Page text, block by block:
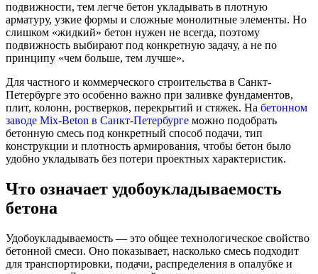
подвижности, тем легче бетон укладывать в плотную
арматуру, узкие формы и сложные монолитные элементы. Но
слишком «жидкий» бетон нужен не всегда, поэтому
подвижность выбирают под конкретную задачу, а не по
принципу «чем больше, тем лучше».
Для частного и коммерческого строительства в Санкт-
Петербурге это особенно важно при заливке фундаментов,
плит, колонн, ростверков, перекрытий и стяжек. На бетонном
заводе Mix-Beton в Санкт-Петербурге можно подобрать
бетонную смесь под конкретный способ подачи, тип
конструкции и плотность армирования, чтобы бетон было
удобно укладывать без потери проектных характеристик.
Что означает удобоукладываемость
бетона
Удобоукладываемость — это общее технологическое свойство
бетонной смеси. Оно показывает, насколько смесь подходит
для транспортировки, подачи, распределения в опалубке и